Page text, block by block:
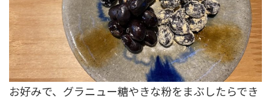
お好みで、グラニュー糖やきな粉をまぶしたらでき